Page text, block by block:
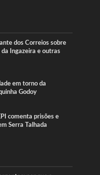
dos Correios sobre
da Ingazeira e outras
em torno da
Godoy
comenta prisões e
Serra Talhada